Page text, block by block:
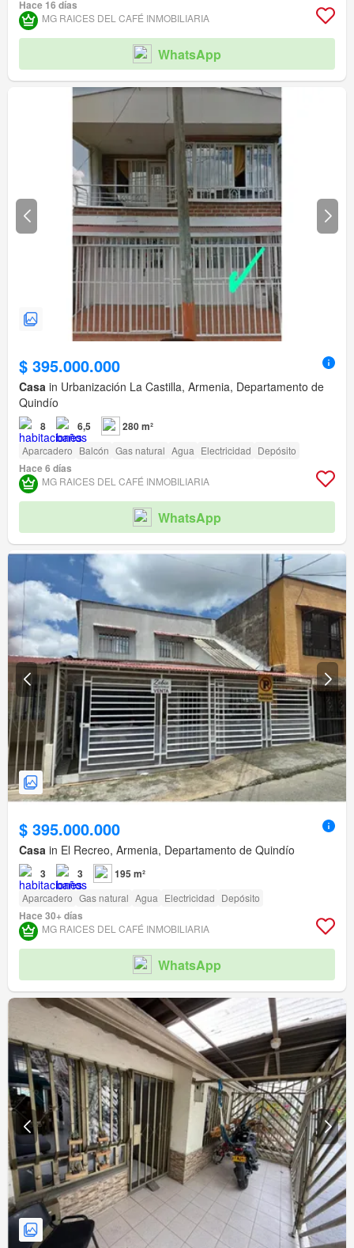
Hace 16 días
MG RAICES DEL CAFÉ INMOBILIARIA
WhatsApp
$ 395.000.000
Casa in Urbanización La Castilla, Armenia, Departamento de
Quindío
8 6,5 280 m²
Aparcadero Balcón Gas natural Agua Electricidad Depósito
Hace 6 días
MG RAICES DEL CAFÉ INMOBILIARIA
WhatsApp
$ 395.000.000
Casa in El Recreo, Armenia, Departamento de Quindío
3 3 195 m²
Aparcadero Gas natural Agua Electricidad Depósito
Hace 30+ días
MG RAICES DEL CAFÉ INMOBILIARIA
WhatsApp